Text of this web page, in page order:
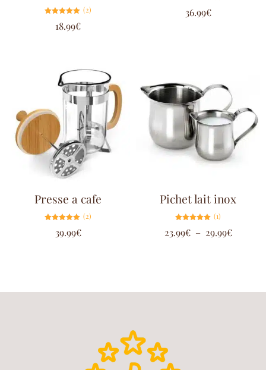
5.00
sur 5
(2)
18.99€
4.71
sur 5
36.99€
Presse a cafe
5.00
sur 5
(2)
39.99€
Pichet lait inox
5.00
sur 5
(1)
23.99€ – 29.99€